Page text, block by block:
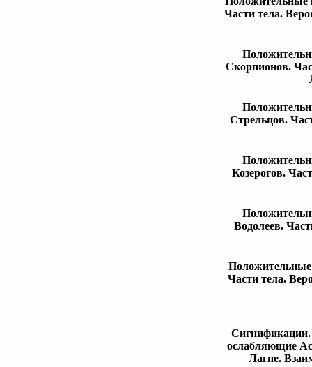
Части тела.
Скорпионов.
Стрельцов.
Козерогов.
Водолеев.
Части тела.
Сигнификации.
ослабляющие
Лагне.